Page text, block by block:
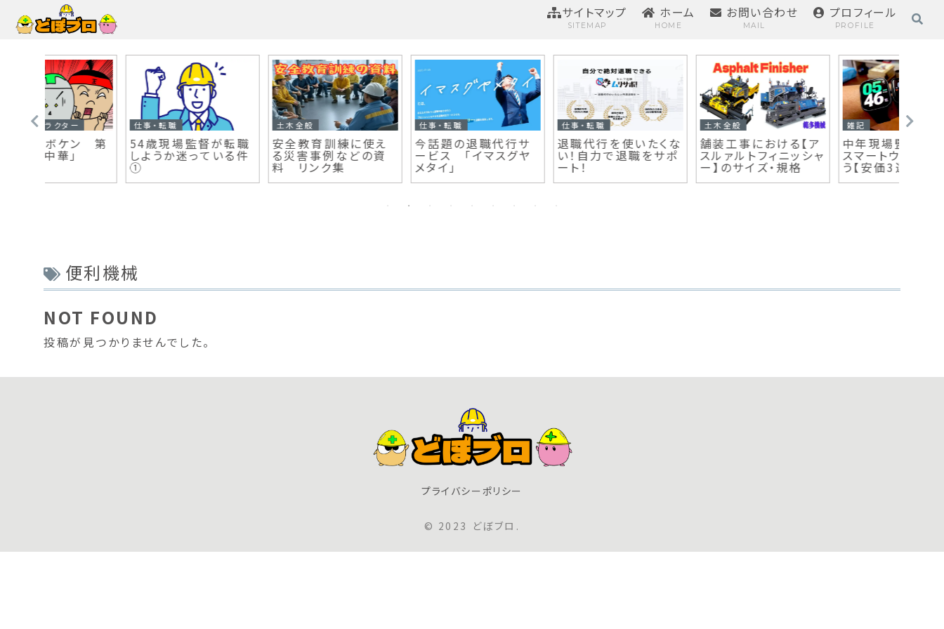
サイトマップ
SITEMAP
ホーム
HOME
お問い合わせ
MAIL
プロフィール
PROFILE
仕事・転職
今話題の退職代行サ
ービス 「イマスグヤ
仕事・転職
退職代行を使いたくな
い！自力で退職をサポ
土木全般
舗装工事における【ア
スルァルトフィニッシャ
ー】のサイズ・規格
雑記
中年現場監督が初の
スマートウォッチを使
雑記
中年現場監督は筋肉
を鍛えるべし！【チョコ
ザップはじめました】
どぼブロキャラクター
連載漫画 DXロボ
「ドボケン」
便利機械
NOT FOUND
投稿が見つかりませんでした。
プライバシーポリシー
© 2023 どぼブロ.